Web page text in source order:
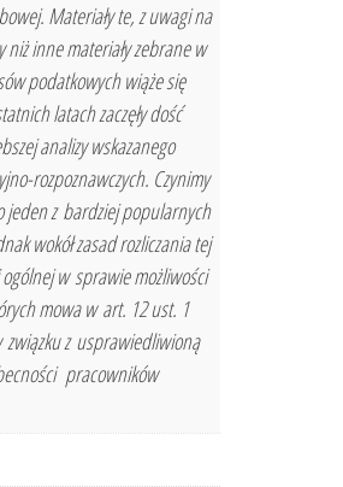
Materiały te, z uwagi na
inne materiały zebrane w
podatkowych wiąże się
latach zaczęły dość
analizy wskazanego
rozpoznawczych. Czynimy
jeden z bardziej popularnych
wokół zasad rozliczania tej
w sprawie możliwości
mowa w art. 12 ust. 1
związku z usprawiedliwioną
pracowników